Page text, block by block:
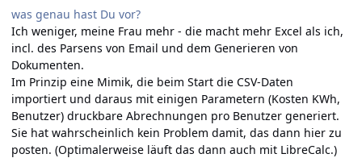
was genau hast Du vor?
Ich weniger, meine Frau mehr - die macht mehr Excel als ich,
incl. des Parsens von Email und dem Generieren von
Dokumenten.
Im Prinzip eine Mimik, die beim Start die CSV-Daten
importiert und daraus mit einigen Parametern (Kosten KWh,
Benutzer) druckbare Abrechnungen pro Benutzer generiert.
Sie hat wahrscheinlich kein Problem damit, das dann hier zu
posten. (Optimalerweise läuft das dann auch mit LibreCalc.)